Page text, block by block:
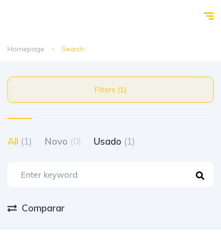
Homepage Search
Filters (1)
All (1) Novo (0) Usado (1)
Comparar